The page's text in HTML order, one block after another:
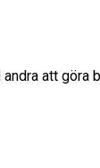
att